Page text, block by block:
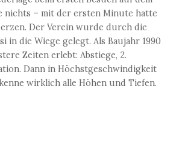
nichts – mit der ersten Minute hatte
Der Verein wurde durch die
in die Wiege gelegt. Als Baujahr 1990
Zeiten erlebt: Abstiege, 2.
Dann in Höchstgeschwindigkeit
wirklich alle Höhen und Tiefen.